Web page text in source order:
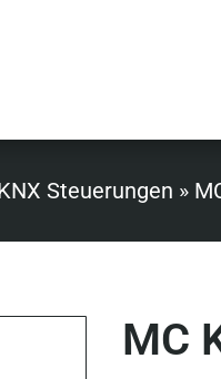
Steuerungen »
MC